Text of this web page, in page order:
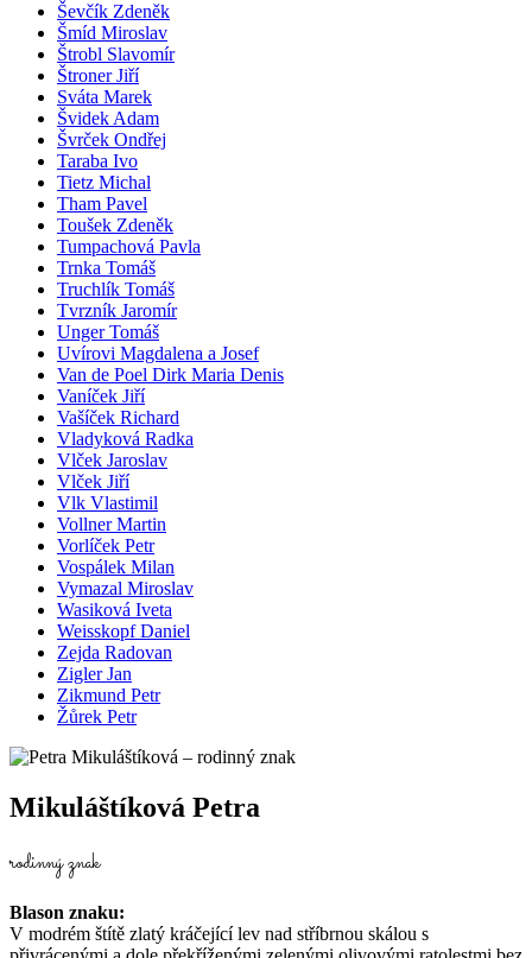
Ševčík Zdeněk
Šmíd Miroslav
Štrobl Slavomír
Štroner Jiří
Sváta Marek
Švidek Adam
Švrček Ondřej
Taraba Ivo
Tietz Michal
Tham Pavel
Toušek Zdeněk
Tumpachová Pavla
Trnka Tomáš
Truchlík Tomáš
Tvrzník Jaromír
Unger Tomáš
Uvírovi Magdalena a Josef
Van de Poel Dirk Maria Denis
Vaníček Jiří
Vašíček Richard
Vladyková Radka
Vlček Jaroslav
Vlček Jiří
Vlk Vlastimil
Vollner Martin
Vorlíček Petr
Vospálek Milan
Vymazal Miroslav
Wasiková Iveta
Weisskopf Daniel
Zejda Radovan
Zigler Jan
Zikmund Petr
Žůrek Petr
Mikuláštíková Petra
rodinný znak
Blason znaku:
V modrém štítě zlatý kráčející lev nad stříbrnou skálou s